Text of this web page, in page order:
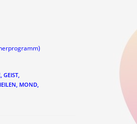
, GEIST,
, MOND,